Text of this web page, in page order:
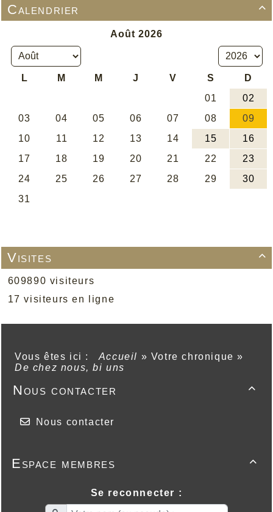

Calendrier

Visites
609890 visiteurs
17 visiteurs en ligne
Vous êtes ici : Accueil » Votre chronique »
De chez nous, bi uns

Nous contacter
Nous contacter

Espace membres
Se reconnecter :